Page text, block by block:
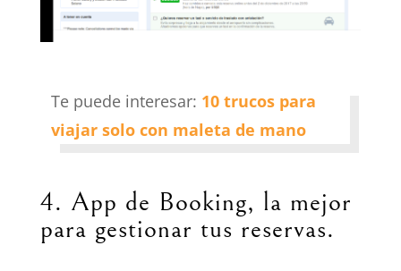
Te puede interesar: 10 trucos para
viajar solo con maleta de mano
4. App de Booking, la mejor
para gestionar tus reservas.